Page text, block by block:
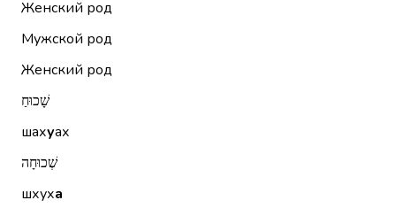
Женский род
Мужской род
Женский род
שָׁכוּחַ
шахуах
שְׁכוּחָה
шхуха